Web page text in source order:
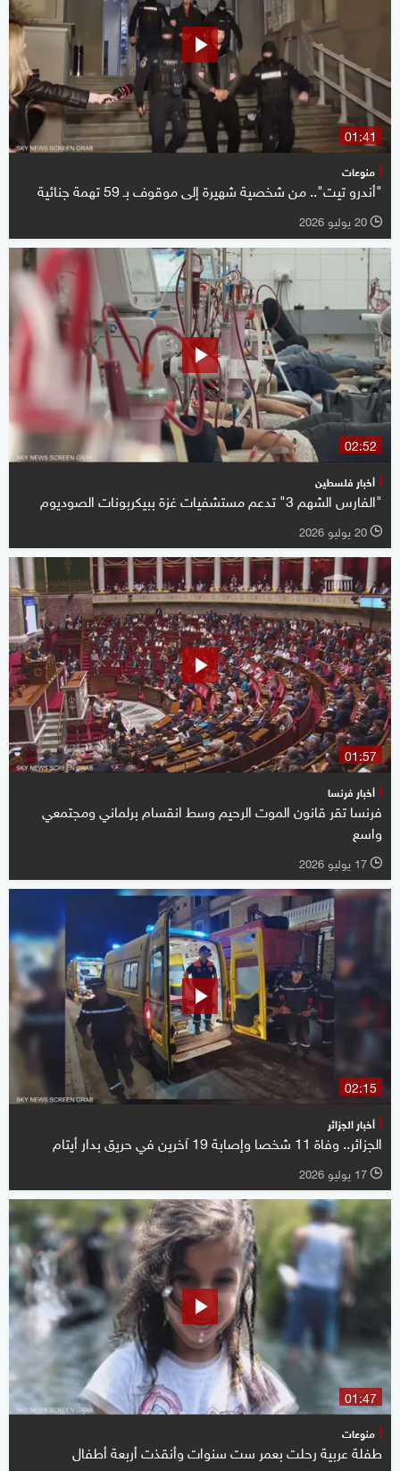
01:41
منوعات
"أندرو تيت".. من شخصية شهيرة إلى موقوف بـ 59 تهمة جنائية
l 20 يوليو 2026
02:52
أخبار فلسطين
"الفارس الشهم 3" تدعم مستشفيات غزة ببيكربونات الصوديوم
l 20 يوليو 2026
01:57
أخبار فرنسا
فرنسا تقر قانون الموت الرحيم وسط انقسام برلماني ومجتمعي
واسع
l 17 يوليو 2026
02:15
أخبار الجزائر
الجزائر.. وفاة 11 شخصا وإصابة 19 آخرين في حريق بدار أيتام
l 17 يوليو 2026
01:47
منوعات
طفلة عربية رحلت بعمر ست سنوات وأنقذت أربعة أطفال